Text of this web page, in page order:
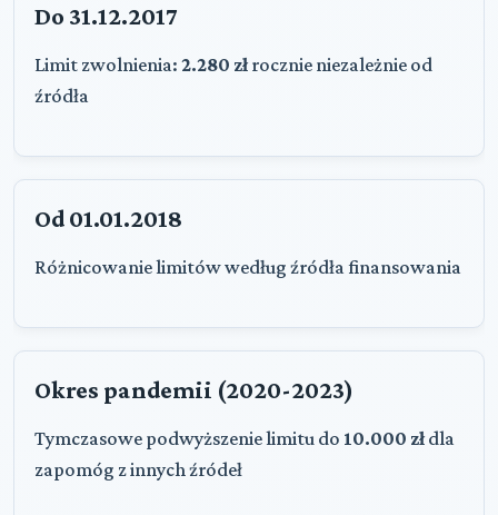
Do 31.12.2017
Limit zwolnienia: 2.280 złrocznie niezależnie od
źródła
Od 01.01.2018
Różnicowanie limitów według źródła finansowania
Okres pandemii (2020-2023)
Tymczasowe podwyższenie limitu do 10.000 złdla
zapomóg z innych źródeł